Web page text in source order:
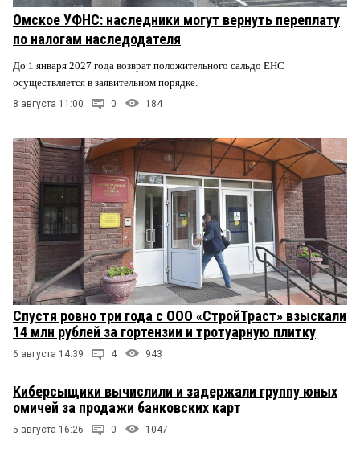
Омское УФНС: наследники могут вернуть переплату
по налогам наследодателя
До 1 января 2027 года возврат положительного сальдо ЕНС
осуществляется в заявительном порядке.
8 августа 11:00 0 184
Спустя ровно три года с ООО «СтройТраст» взыскали
14 млн рублей за гортензии и тротуарную плитку
6 августа 14:39 4 943
Киберсыщики вычислили и задержали группу юных
омичей за продажи банковских карт
5 августа 16:26 0 1047